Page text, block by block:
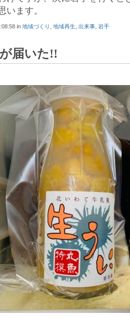
います。
in 地域づくり , 地域再生, 出来事, 岩手
届いた!!